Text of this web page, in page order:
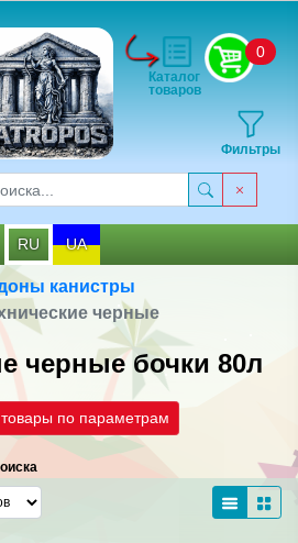
0
Фильтры
Каталог
товаров
RU UA
канистры
черные
черные бочки 80л
по параметрам